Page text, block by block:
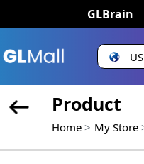
GLBrain
US
Product
Home My Store